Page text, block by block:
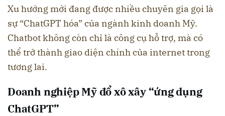
Xu hướng mới đang được nhiều chuyên gia gọi là
sự “ChatGPT hóa” của ngành kinh doanh Mỹ.
Chatbot không còn chỉ là công cụ hỗ trợ, mà có
thể trở thành giao diện chính của internet trong
tương lai.
Doanh nghiệp Mỹ đổ xô xây “ứng dụng
ChatGPT”